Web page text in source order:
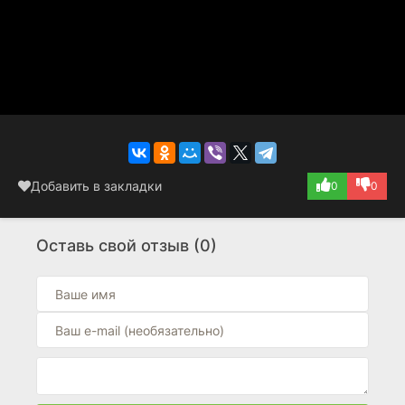
Добавить в закладки 0 0
Оставь свой отзыв (0)